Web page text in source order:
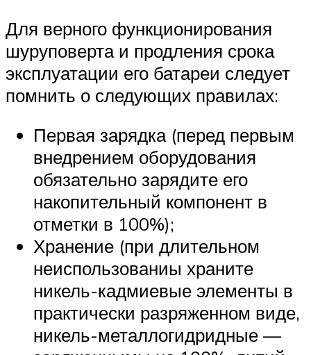
Для верного функционирования
шуруповерта и продления срока
эксплуатации его батареи следует
помнить о следующих правилах:
Первая зарядка (перед первым
внедрением оборудования
обязательно зарядите его
накопительный компонент в
отметки в 100%);
Хранение (при длительном
неиспользованиы храните
никель-кадмиевые элементы в
практически разряженном виде,
никель-металлогидридные —